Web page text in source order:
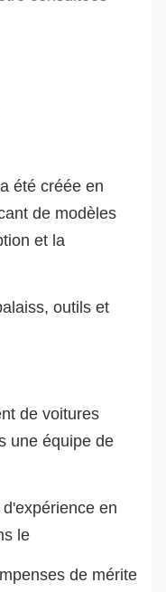
été créée en
de modèles
et la
s, outils et
de voitures
une équipe de
en
le
de mérite